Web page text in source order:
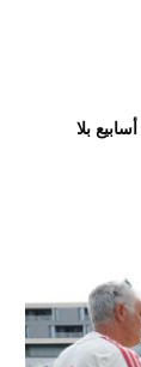
برشلونة ينفد صبره مع دي يونج.. 6 أسابيع بلا